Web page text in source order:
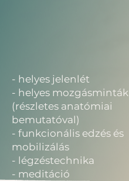
- helyes jelenlét
- helyes mozgásminták
(részletes anatómiai
bemutatóval)
- funkcionális edzés és
mobilizálás
- légzéstechnika
- meditáció